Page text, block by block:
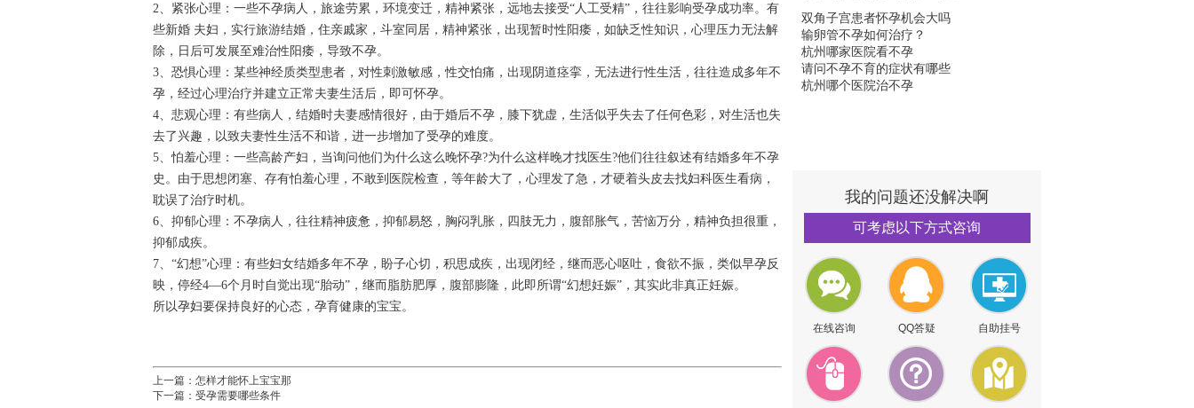
2、紧张心理：一些不孕病人，旅途劳累，环境变迁，精神紧张，远地去接受“人工受精”，往往影响受孕成功率。有
些新婚 夫妇，实行旅游结婚，住亲戚家，斗室同居，精神紧张，出现暂时性阳痿，如缺乏性知识，心理压力无法解
除，日后可发展至难治性阳痿，导致不孕。
3、恐惧心理：某些神经质类型患者，对性刺激敏感，性交怕痛，出现阴道痉挛，无法进行性生活，往往造成多年不
孕，经过心理治疗并建立正常夫妻生活后，即可怀孕。
4、悲观心理：有些病人，结婚时夫妻感情很好，由于婚后不孕，膝下犹虚，生活似乎失去了任何色彩，对生活也失
去了兴趣，以致夫妻性生活不和谐，进一步增加了受孕的难度。
5、怕羞心理：一些高龄产妇，当询问他们为什么这么晚怀孕?为什么这样晚才找医生?他们往往叙述有结婚多年不孕
史。由于思想闭塞、存有怕羞心理，不敢到医院检查，等年龄大了，心理发了急，才硬着头皮去找妇科医生看病，
耽误了治疗时机。
6、抑郁心理：不孕病人，往往精神疲惫，抑郁易怒，胸闷乳胀，四肢无力，腹部胀气，苦恼万分，精神负担很重，
抑郁成疾。
7、“幻想”心理：有些妇女结婚多年不孕，盼子心切，积思成疾，出现闭经，继而恶心呕吐，食欲不振，类似早孕反
映，停经4—6个月时自觉出现“胎动”，继而脂肪肥厚，腹部膨隆，此即所谓“幻想妊娠”，其实此非真正妊娠。
所以孕妇要保持良好的心态，孕育健康的宝宝。
上一篇： 怎样才能怀上宝宝那
下一篇： 受孕需要哪些条件
双角子宫患者怀孕机会大吗
输卵管不孕如何治疗？
杭州哪家医院看不孕
请问不孕不育的症状有哪些
杭州哪个医院治不孕
我的问题还没解决啊
可考虑以下方式咨询
在线咨询 QQ答疑 自助挂号